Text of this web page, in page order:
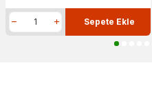
Sepete Ekle